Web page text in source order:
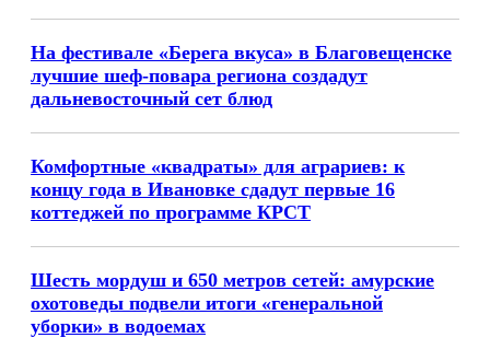
На фестивале «Берега вкуса» в Благовещенске
лучшие шеф-повара региона создадут
дальневосточный сет блюд
Комфортные «квадраты» для аграриев: к
концу года в Ивановке сдадут первые 16
коттеджей по программе КРСТ
Шесть мордуш и 650 метров сетей: амурские
охотоведы подвели итоги «генеральной
уборки» в водоемах